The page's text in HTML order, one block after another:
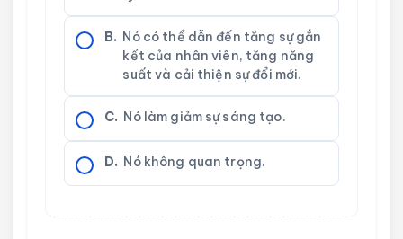
B. Nó có thể dẫn đến tăng sự gắn
kết của nhân viên, tăng năng
suất và cải thiện sự đổi mới.
C. Nó làm giảm sự sáng tạo.
D. Nó không quan trọng.